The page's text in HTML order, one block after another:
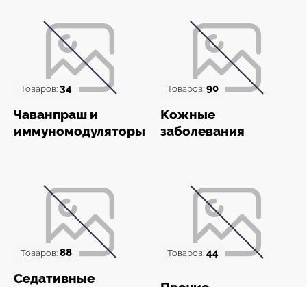
Товаров: 34
Чаванпраш и
иммуномодуляторы
Товаров: 90
Кожные
заболевания
Товаров: 88
Седативные
Товаров: 44